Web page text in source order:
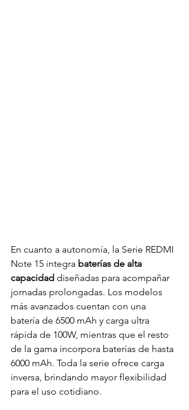
En cuanto a autonomía, la Serie REDMI
Note 15 integra baterías de alta
capacidad diseñadas para acompañar
jornadas prolongadas. Los modelos
más avanzados cuentan con una
batería de 6500 mAh y carga ultra
rápida de 100W, mientras que el resto
de la gama incorpora baterías de hasta
6000 mAh. Toda la serie ofrece carga
inversa, brindando mayor flexibilidad
para el uso cotidiano.